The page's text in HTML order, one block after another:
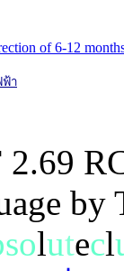
of 6-12
ฟ้า
2.69
solutecl